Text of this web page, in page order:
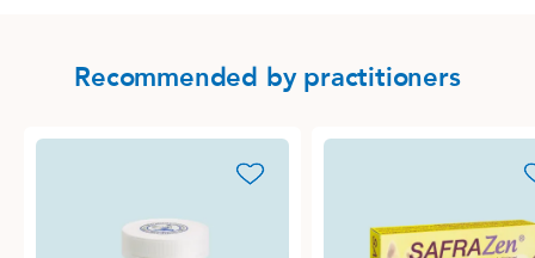
Recommended by practitioners
favorite_border